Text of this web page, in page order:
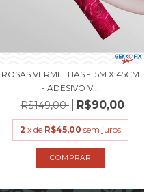
ROSAS VERMELHAS - 15M X 45CM
- ADESIVO V...
R$149,00 R$90,00
2 x de R$45,00 sem juros